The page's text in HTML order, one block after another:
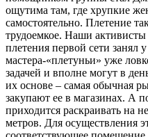
ощутима там, где хрупкие
самостоятельно. Плетение
трудоемкое. Наши
плетения первой сети занял
мастера-«плетуньи» уже
задачей и вполне могут в
их основе – самая обычная
закупают ее в магазинах. А
приходится раскраивать на
метров. Для осуществления